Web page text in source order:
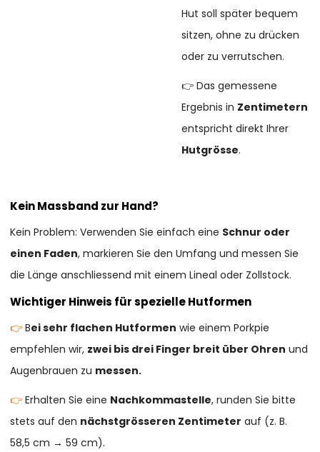
Hut soll später bequem
sitzen, ohne zu drücken
oder zu verrutschen.
👉 Das gemessene
Ergebnis in Zentimetern
entspricht direkt Ihrer
Hutgrösse.
Kein Massband zur Hand?
Kein Problem: Verwenden Sie einfach eine Schnur oder
einen Faden, markieren Sie den Umfang und messen Sie
die Länge anschliessend mit einem Lineal oder Zollstock.
Wichtiger Hinweis für spezielle Hutformen
👉Bei sehr flachen Hutformen wie einem Porkpie
empfehlen wir, zwei bis drei Finger breit über Ohren und
Augenbrauen zu messen.
👉Erhalten Sie eine Nachkommastelle, runden Sie bitte
stets auf den nächstgrösseren Zentimeter auf (z. B.
58,5 cm → 59 cm).